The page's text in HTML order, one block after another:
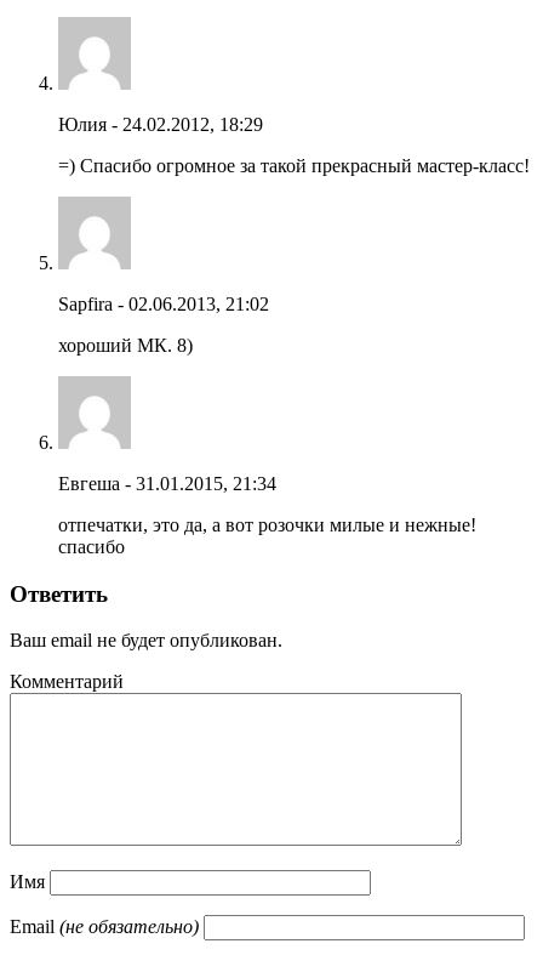
Юлия - 24.02.2012, 18:29
=) Спасибо огромное за такой прекрасный мастер-класс!
Sapfira - 02.06.2013, 21:02
хороший МК. 8)
Евгеша - 31.01.2015, 21:34
отпечатки, это да, а вот розочки милые и нежные!
спасибо
Ответить
Ваш email не будет опубликован.
Комментарий
Имя
Email (не обязательно)